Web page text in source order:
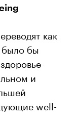
как
было бы
и
well-